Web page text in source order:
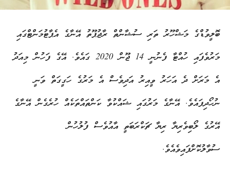
ބޮލީވުޑްގެ މަޝްހޫރު ތަރި ސުޝާންތް ރާޖުޕޫތު އޭނާގެ އެޕާޓުމަންޓްގައި
މަރުވެފައި ހުއްޓާ ފެނުނީ 14 ޖޫން 2020 ގައެވެ. އޭގެ ފަހުން މިއަދު
އެ މަރަށް ދެ އަހަރު ވީއިރު އަދިވެސް އެ މަރުގެ ހަގީގަތް ވަނީ
ނުހޯދިފައެވެ. އޭނާގެ މަރުގައި ޝައްކުވާ ކަންތައްތަކެއް ހުރެގެން އޭނާގެ
އޭރުގެ ލޯބިވެރިޔާ ރިޔާ ޗަކްރަބަތީ އާއުވެސް ފުލުހުން
ސުވާލުކޮށްފައިވެއެވެ.